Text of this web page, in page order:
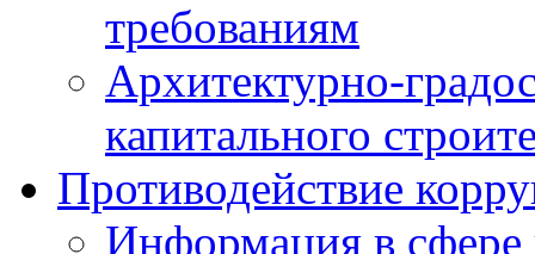
требованиям
Архитектурно-
капитального
Противодействие
Информация в сфере